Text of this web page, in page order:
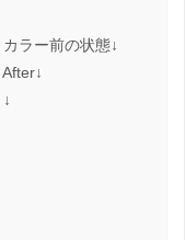
ラー前の状態↓